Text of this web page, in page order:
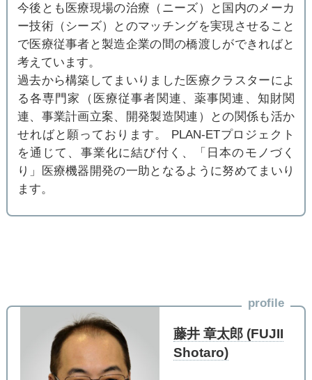
今後とも医療現場の治療（ニーズ）と国内のメーカ
ー技術（シーズ）とのマッチングを実現させること
で医療従事者と製造企業の間の橋渡しができればと
考えています。
過去から構築してまいりました医療クラスターによ
る各専門家（医療従事者関連、薬事関連、知財関
連、事業計画立案、開発製造関連）との関係も活か
せればと願っております。 PLAN-ETプロジェクト
を通じて、事業化に結び付く、「日本のモノづく
り」医療機器開発の一助となるように努めてまいり
ます。
profile
藤井 章太郎 (FUJII
Shotaro)